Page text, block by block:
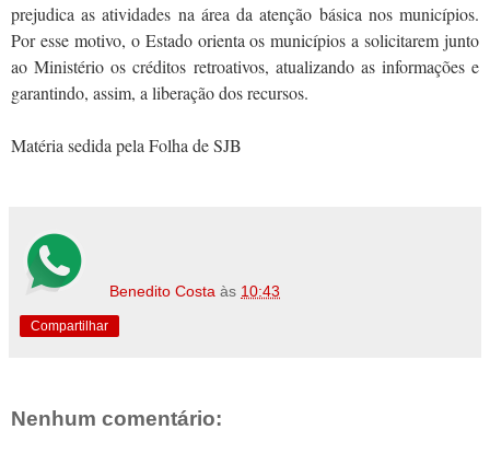
prejudica as atividades na área da atenção básica nos municípios.
Por esse motivo, o Estado orienta os municípios a solicitarem junto
ao Ministério os créditos retroativos, atualizando as informações e
garantindo, assim, a liberação dos recursos.
Matéria sedida pela Folha de SJB
Benedito Costa às 10:43
Compartilhar
Nenhum comentário: